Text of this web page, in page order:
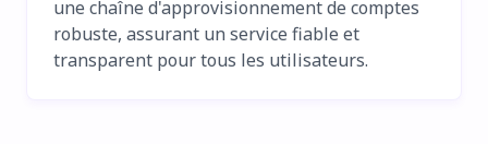
une chaîne d'approvisionnement de comptes
robuste, assurant un service fiable et
transparent pour tous les utilisateurs.